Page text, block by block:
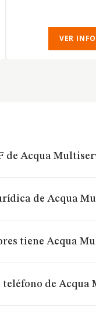
VER
de Acqua
de Acqua
tiene Acqua
teléfono de Acqua